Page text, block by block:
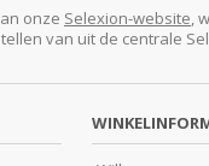
onze Selexion-website,
van uit de centrale